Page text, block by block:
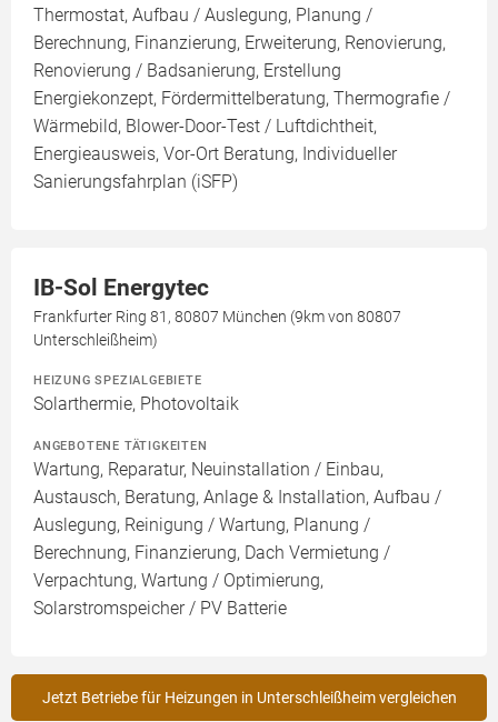
Thermostat, Aufbau / Auslegung, Planung /
Berechnung, Finanzierung, Erweiterung, Renovierung,
Renovierung / Badsanierung, Erstellung
Energiekonzept, Fördermittelberatung, Thermografie /
Wärmebild, Blower-Door-Test / Luftdichtheit,
Energieausweis, Vor-Ort Beratung, Individueller
Sanierungsfahrplan (iSFP)
IB-Sol Energytec
Frankfurter Ring 81, 80807 München (9km von 80807
Unterschleißheim)
HEIZUNG SPEZIALGEBIETE
Solarthermie, Photovoltaik
ANGEBOTENE TÄTIGKEITEN
Wartung, Reparatur, Neuinstallation / Einbau,
Austausch, Beratung, Anlage & Installation, Aufbau /
Auslegung, Reinigung / Wartung, Planung /
Berechnung, Finanzierung, Dach Vermietung /
Verpachtung, Wartung / Optimierung,
Solarstromspeicher / PV Batterie
Jetzt Betriebe für Heizungen in Unterschleißheim vergleichen